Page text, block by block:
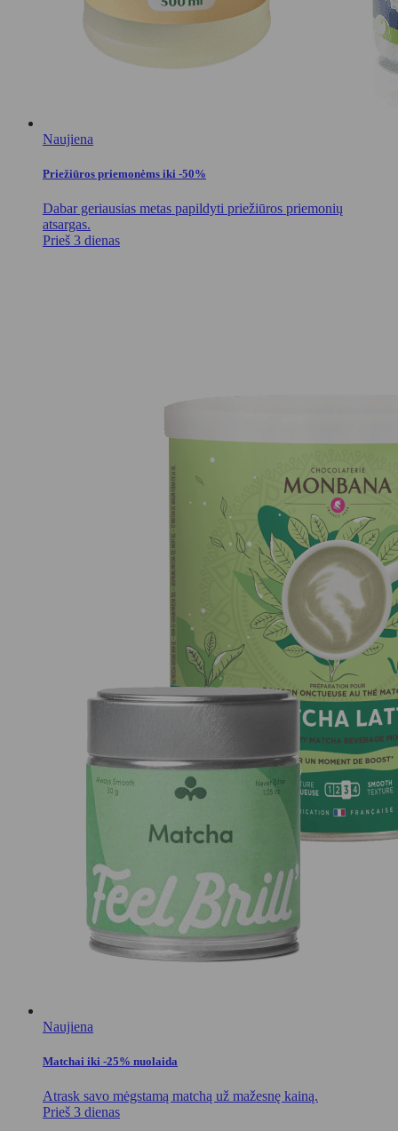
Naujiena
Priežiūros priemonėms iki -50%
Dabar geriausias metas papildyti priežiūros priemonių
atsargas.
Prieš 3 dienas
Naujiena
Matchai iki -25% nuolaida
Atrask savo mėgstamą matchą už mažesnę kainą.
Prieš 3 dienas